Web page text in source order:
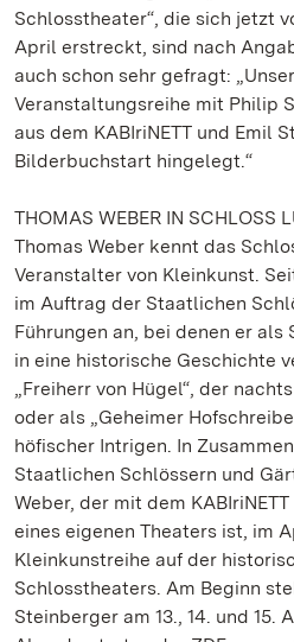
Schlosstheater“, die sich jetzt
April erstreckt, sind nach
auch schon sehr gefragt:
Veranstaltungsreihe mit Philip
aus dem KABIriNETT und Emil
Bilderbuchstart hingelegt.“
THOMAS WEBER IN SCHLOSS
Thomas Weber kennt das
Veranstalter von Kleinkunst.
im Auftrag der Staatlichen
Führungen an, bei denen er als
in eine historische Geschichte
„Freiherr von Hügel“, der
oder als „Geheimer
höfischer Intrigen. In
Staatlichen Schlössern und
Weber, der mit dem
eines eigenen Theaters ist, im
Kleinkunstreihe auf der
Schlosstheaters. Am Beginn
Steinberger am 13., 14. und 15.